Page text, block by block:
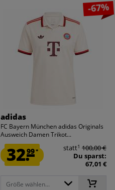
-67%
adidas
FC Bayern München adidas Originals
Ausweich Damen Trikot...
32.99* statt1 100,00 €
Du sparst:
67,01 €
Größe wählen...